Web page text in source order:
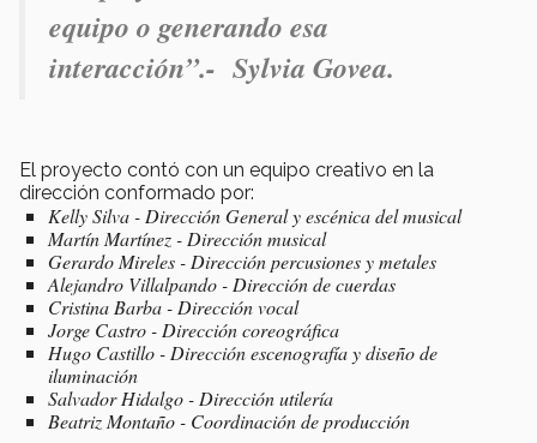
equipo o generando esa
interacción”.- Sylvia Govea.
El proyecto contó con un equipo creativo en la
dirección conformado por:
Kelly Silva - Dirección General y escénica del musical
Martín Martínez - Dirección musical
Gerardo Mireles - Dirección percusiones y metales
Alejandro Villalpando - Dirección de cuerdas
Cristina Barba - Dirección vocal
Jorge Castro - Dirección coreográfica
Hugo Castillo - Dirección escenografía y diseño de
iluminación
Salvador Hidalgo - Dirección utilería
Beatriz Montaño - Coordinación de producción